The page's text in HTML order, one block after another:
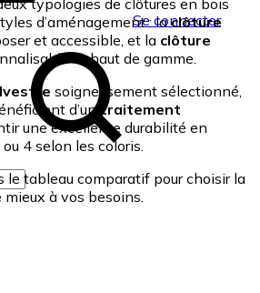
Se connecter
typologies de clôtures en bois
d’aménagement : laclôture
et accessible, et la clôture
et haut de gamme.
soigneusement sélectionné,
d’un traitement
une excellente durabilité en
4 selon les coloris.
le tableau comparatif pour choisir la
à vos besoins.